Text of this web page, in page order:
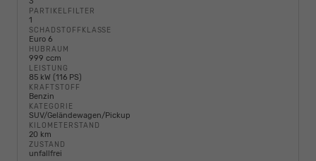
PARTIKELFILTER
1
SCHADSTOFFKLASSE
Euro 6
HUBRAUM
999 ccm
LEISTUNG
85 kW (116 PS)
KRAFTSTOFF
Benzin
KATEGORIE
SUV/Geländewagen/Pickup
KILOMETERSTAND
20 km
ZUSTAND
unfallfrei